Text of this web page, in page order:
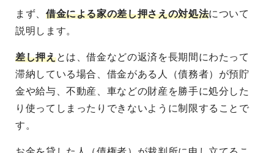
まず、 借金による家の差し押さえの対処法について
説明します。
差し押えとは、借金などの返済を長期間にわたって
滞納している場合、借金がある人（債務者）が預貯
金や給与、不動産、車などの財産を勝手に処分した
り使ってしまったりできないように制限することで
す。